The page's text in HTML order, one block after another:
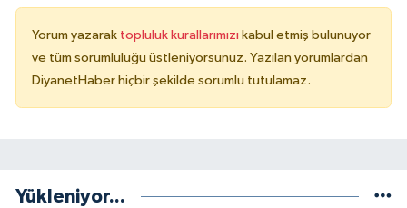
Yorum yazarak topluluk kurallarımızı kabul etmiş bulunuyor
ve tüm sorumluluğu üstleniyorsunuz. Yazılan yorumlardan
DiyanetHaber hiçbir şekilde sorumlu tutulamaz.
Yükleniyor...